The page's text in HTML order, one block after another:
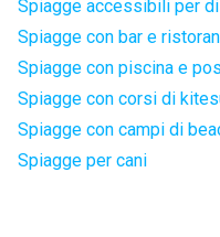
Spiagge accessibili per
Spiagge con bar e
Spiagge con piscina e
Spiagge con corsi di
Spiagge con campi di
Spiagge per cani